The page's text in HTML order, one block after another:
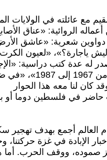
عائلته في الولايات
الروائية: «عناق
دواوين شعرية: «عاشق
«لعيون الكرت
له عدة كتب دراسية:
خلف
كان لنا معه هذا الحوار
في فلسطين دوما أو
العالم أجمع بهدف تهجير
الإبادة في غزة
صموده، ووقف الحرب. أما